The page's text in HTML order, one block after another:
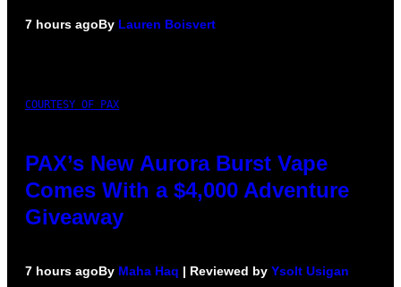
7 hours agoBy Lauren Boisvert
COURTESY OF PAX
PAX’s New Aurora Burst Vape
Comes With a $4,000 Adventure
Giveaway
7 hours agoBy Maha Haq | Reviewed by Ysolt Usigan